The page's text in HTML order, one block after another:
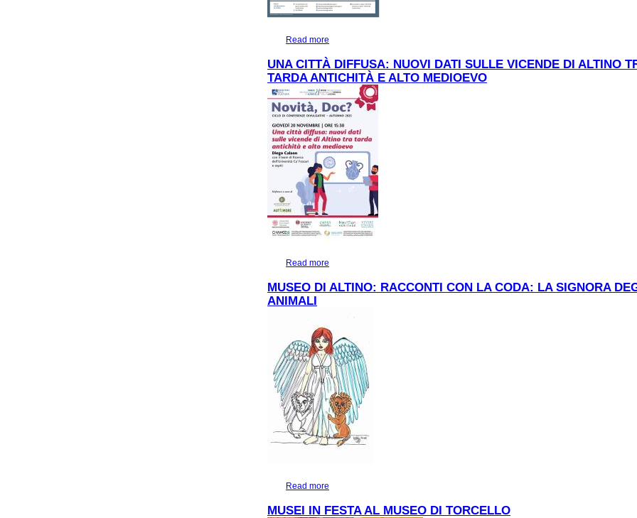
Read more
UNA CITTÀ DIFFUSA: NUOVI DATI SULLE VICENDE DI ALTINO
TARDA ANTICHITÀ E ALTO MEDIOEVO
Read more
MUSEO DI ALTINO: RACCONTI CON LA CODA: LA SIGNORA
ANIMALI
Read more
MUSEI IN FESTA AL MUSEO DI TORCELLO